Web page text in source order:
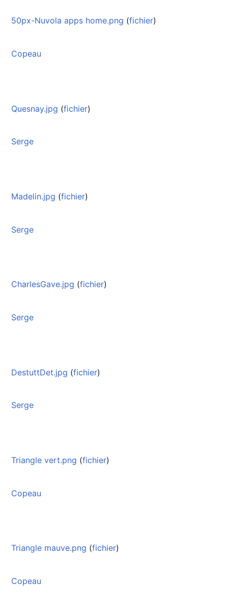
50px-Nuvola apps home.png (fichier)
Copeau
Quesnay.jpg (fichier)
Serge
Madelin.jpg (fichier)
Serge
CharlesGave.jpg (fichier)
Serge
DestuttDet.jpg (fichier)
Serge
Triangle vert.png (fichier)
Copeau
Triangle mauve.png (fichier)
Copeau